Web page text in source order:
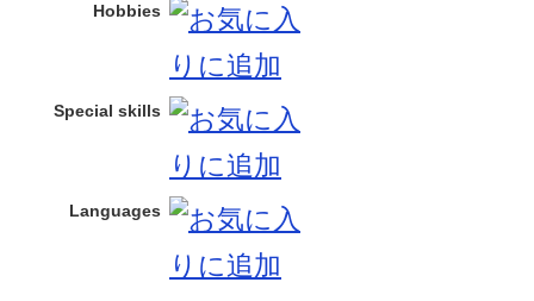
Hobbies
Special skills
Languages